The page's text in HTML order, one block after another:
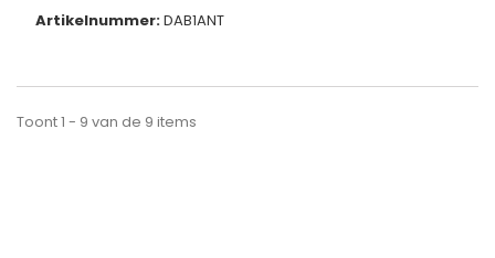
Artikelnummer:DAB1ANT
Toont 1 - 9 van de 9 items